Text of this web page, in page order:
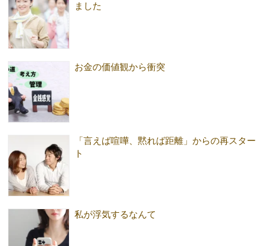
ました
お金の価値観から衝突
「言えば喧嘩、黙れば距離」からの再スター
ト
私が浮気するなんて